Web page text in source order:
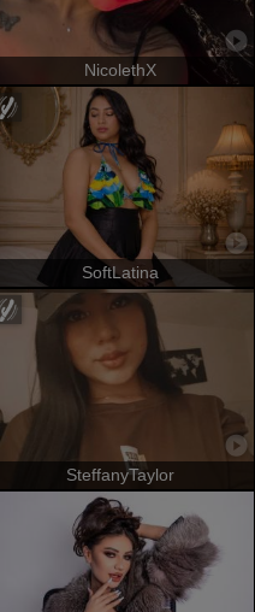
NicolethX
SoftLatina
SteffanyTaylor